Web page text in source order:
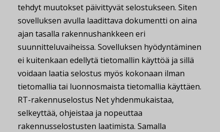
tehdyt muutokset päivittyvät selostukseen. Siten
sovelluksen avulla laadittava dokumentti on aina
ajan tasalla rakennushankkeen eri
suunnitteluvaiheissa. Sovelluksen hyödyntäminen
ei kuitenkaan edellytä tietomallin käyttöä ja sillä
voidaan laatia selostus myös kokonaan ilman
tietomallia tai luonnosmaista tietomallia käyttäen.
RT-rakennuselostus Net yhdenmukaistaa,
selkeyttää, ohjeistaa ja nopeuttaa
rakennusselostusten laatimista. Samalla